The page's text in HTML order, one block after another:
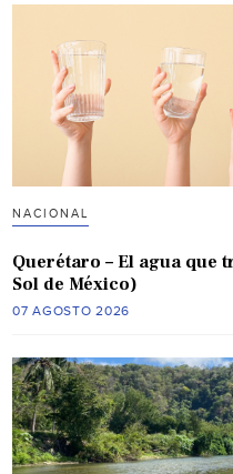
NACIONAL
Querétaro – El agua que
Sol de México)
07 AGOSTO 2026